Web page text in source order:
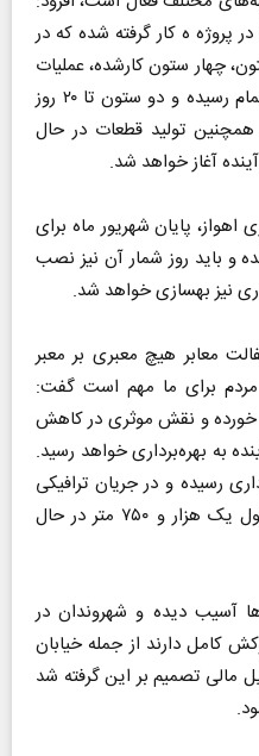
در پروژه ه کار گرفته شده که در
چهار ستون کارشده، عملیات
فوندانسیون یک ستون دیگر به اتمام رسیده و دو ستون تا ۲۰ روز
همچنین تولید قطعات در حال
پایان شهریور ماه برای
و باید روز شمار آن نیز نصب
نیز بهسازی خواهد شد.
معابر هیچ معبری بر معبر
مردم برای ما مهم است گفت:
که از سال ۹۵ کلید خورده و نقش موثری در کاهش
به بهره‌برداری خواهد رسید.
بهره‌برداری رسیده و در جریان ترافیکی
قرار گرفت، آخرین قطعه نیز به طول یک هزار و ۷۵۰ متر در حال
آسیب دیده و شهروندان در
کامل دارند از جمله خیابان
مالی تصمیم بر این گرفته شد